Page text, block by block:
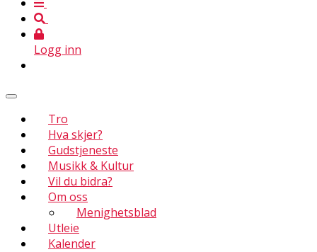
Logg inn
Tro
Hva skjer?
Gudstjeneste
Musikk & Kultur
Vil du bidra?
Om oss
Menighetsblad
Utleie
Kalender